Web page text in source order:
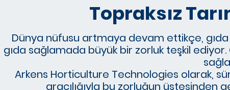
​Topraksız
Dünya nüfusu artmaya devam ettikçe,
gıda sağlamada büyük bir zorluk teşkil
Arkens Horticulture Technologies olarak,
aracılığıyla bu zorluğun üstesinden